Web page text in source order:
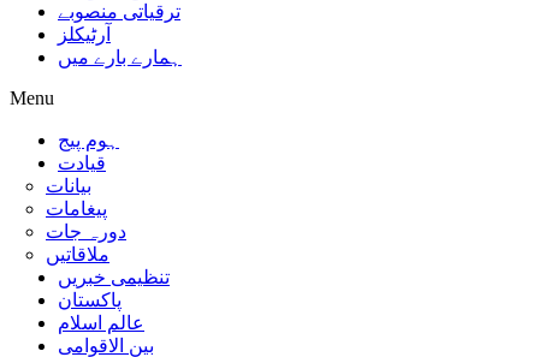
ترقیاتی منصوبے
آرٹیکلز
ہمارے بارے میں
Menu
ہوم پیج
قیادت
بیانات
پیغامات
دورہ جات
ملاقاتیں
تنظیمی خبریں
پاکستان
عالم اسلام
بین الاقوامی